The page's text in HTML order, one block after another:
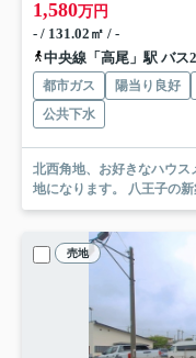
1,580万円
- / 131.02㎡ / -
中央線「高尾」駅 バス21
都市ガス 陽当り良好
公共下水
北西角地、お好きなハウス
地になります
売地